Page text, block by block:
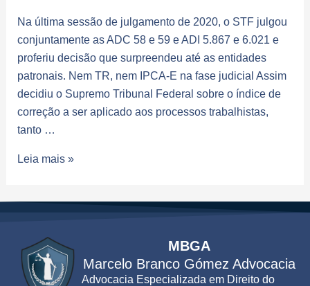
Na última sessão de julgamento de 2020, o STF julgou
conjuntamente as ADC 58 e 59 e ADI 5.867 e 6.021 e
proferiu decisão que surpreendeu até as entidades
patronais. Nem TR, nem IPCA-E na fase judicial Assim
decidiu o Supremo Tribunal Federal sobre o índice de
correção a ser aplicado aos processos trabalhistas,
tanto …
Leia mais »
MBGA
Marcelo Branco Gómez Advocacia
Advocacia Especializada em Direito do